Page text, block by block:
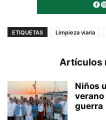
ETIQUETAS Limpieza viaria
Artículos
Niños
verano
guerra